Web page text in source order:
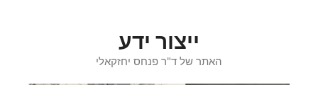
ייצור ידע
האתר של ד"ר פנחס יחזקאלי